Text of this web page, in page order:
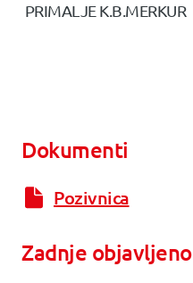
Zadnje objavljeno
PRIMALJE K.B.MERKUR
Dokumenti
Pozivnica